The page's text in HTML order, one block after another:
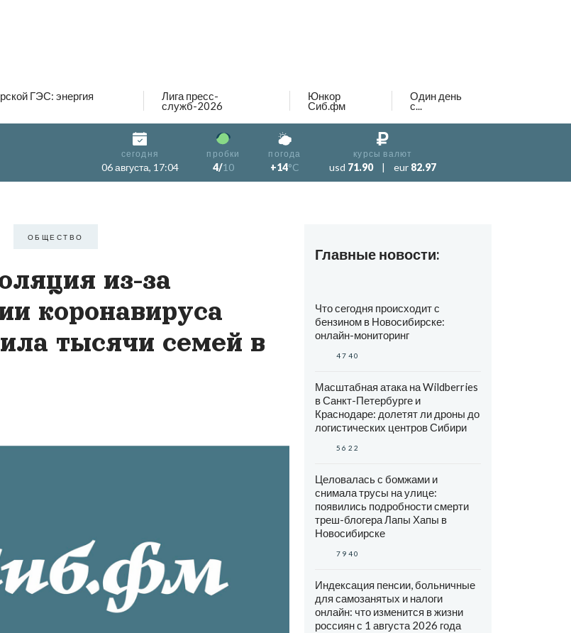
ГЭС: энергия Лига пресс-
служб-2026
Юнкор
Сиб.фм
Один день
с...
сегодня
06 августа, 17:04
пробки
4/10
погода
+14°C
курсы валют
usd 71.90 | eur 82.97
ОБЩЕСТВО
из-за
коронавируса
тысячи семей в
Главные новости:
Что сегодня происходит с
бензином в Новосибирске:
онлайн-мониторинг
4740
Масштабная атака на Wildberries
в Санкт-Петербурге и
Краснодаре: долетят ли дроны до
логистических центров Сибири
5622
Целовалась с бомжами и
снимала трусы на улице:
появились подробности смерти
треш-блогера Лапы Хапы в
Новосибирске
7940
Индексация пенсии, больничные
для самозанятых и налоги
онлайн: что изменится в жизни
россиян с 1 августа 2026 года